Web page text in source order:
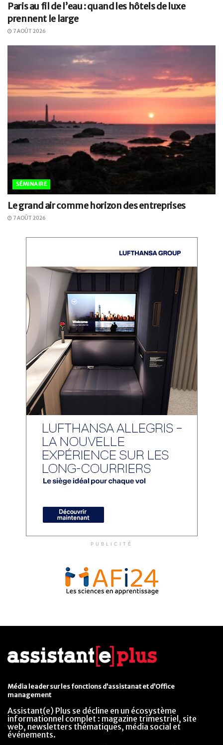
Paris au fil de l’eau : quand les hôtels de luxe
prennent le large
7 AOÛT 2026
SÉMINAIRE
Le grand air comme horizon des entreprises
7 AOÛT 2026
PUBLICITÉ
Média leader sur les fonctions d’assistanat et d’Office
management
Assistant(e) Plus se décline en un écosystème
informationnel complet : magazine trimestriel, site
web, newsletters thématiques, média social et
événements.